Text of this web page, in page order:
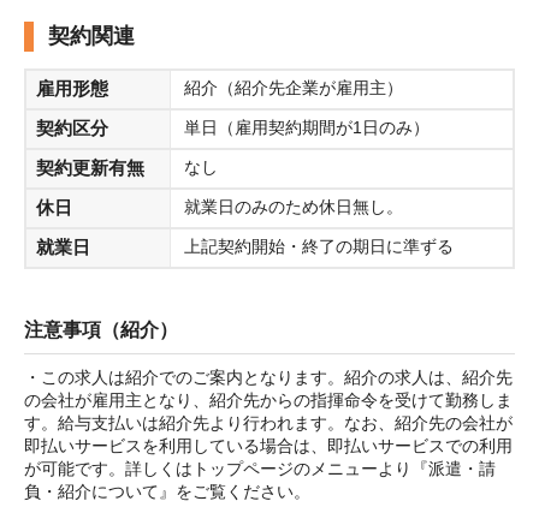
契約関連
雇用形態 紹介（紹介先企業が雇用主）
契約区分 単日（雇用契約期間が1日のみ）
契約更新有無 なし
休日 就業日のみのため休日無し。
就業日 上記契約開始・終了の期日に準ずる
注意事項（紹介）
・この求人は紹介でのご案内となります。紹介の求人は、紹介先
の会社が雇用主となり、紹介先からの指揮命令を受けて勤務しま
す。給与支払いは紹介先より行われます。なお、紹介先の会社が
即払いサービスを利用している場合は、即払いサービスでの利用
が可能です。詳しくはトップページのメニューより『派遣・請
負・紹介について』をご覧ください。